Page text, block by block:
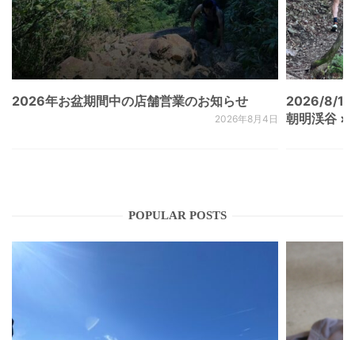
2026年お盆期間中の店舗営業のお知らせ
2026年8月4日
2026/8/
朝明渓谷 ×
POPULAR POSTS